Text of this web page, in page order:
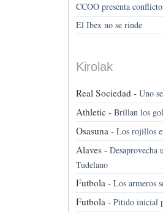
CCOO presenta
El Ibex no se rinde
Kirolak
Real Sociedad - Uno
Athletic - Brillan los
Osasuna - Los rojillos
Alaves - Desaprovecha
Tudelano
Futbola - Los armeros
Futbola - Pitido inicial